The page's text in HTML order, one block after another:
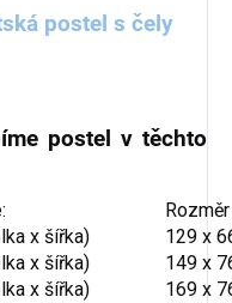
postel s čely
postel v těchto
x šířka)
129 x
x šířka)
149 x
x šířka)
169 x